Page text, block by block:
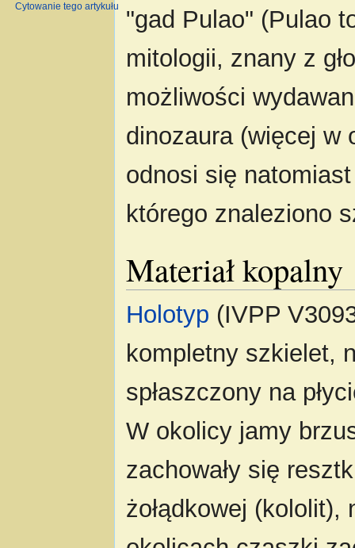
"gad Pulao" (Pulao
mitologii, znany z
możliwości
dinozaura (więcej w
odnosi się
którego znaleziono
Materiał kopalny
Holotyp (IVPP
kompletny szkielet,
spłaszczony na
W okolicy jamy
zachowały się
żołądkowej (kololit),
Cytowanie tego artykułu